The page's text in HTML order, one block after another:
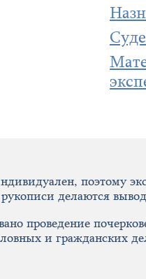
поэтому
делаются
проведение
и гражданских